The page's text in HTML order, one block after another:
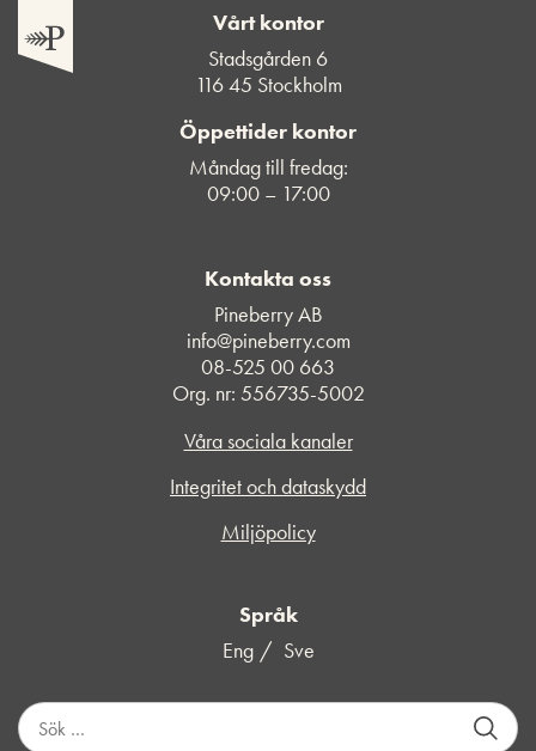
Vårt kontor
Stadsgården 6
116 45 Stockholm
Öppettider kontor
Måndag till fredag:
09:00 – 17:00
Kontakta oss
Pineberry AB
info@pineberry.com
08-525 00 663
Org. nr: 556735-5002
Våra sociala kanaler
Integritet och dataskydd
Miljöpolicy
Språk
Eng
Sve
S
ö